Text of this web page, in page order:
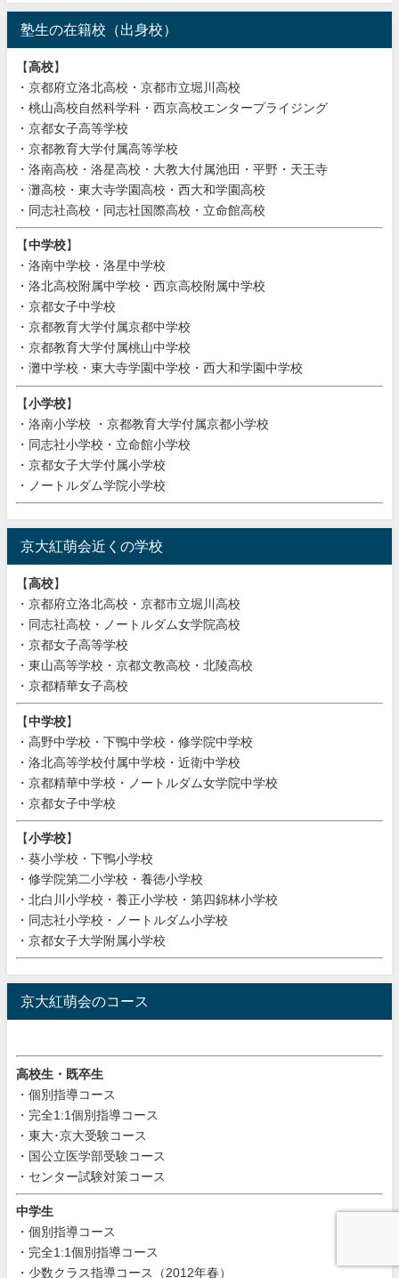
塾生の在籍校（出身校）
【高校】
・京都府立洛北高校・京都市立堀川高校
・桃山高校自然科学科・西京高校エンタープライジング
・京都女子高等学校
・京都教育大学付属高等学校
・洛南高校・洛星高校・大教大付属池田・平野・天王寺
・灘高校・東大寺学園高校・西大和学園高校
・同志社高校・同志社国際高校・立命館高校
【中学校】
・洛南中学校・洛星中学校
・洛北高校附属中学校・西京高校附属中学校
・京都女子中学校
・京都教育大学付属京都中学校
・京都教育大学付属桃山中学校
・灘中学校・東大寺学園中学校・西大和学園中学校
【小学校】
・洛南小学校 ・京都教育大学付属京都小学校
・同志社小学校・立命館小学校
・京都女子大学付属小学校
・ノートルダム学院小学校
京大紅萌会近くの学校
【高校】
・京都府立洛北高校・京都市立堀川高校
・同志社高校・ノートルダム女学院高校
・京都女子高等学校
・東山高等学校・京都文教高校・北陵高校
・京都精華女子高校
【中学校】
・高野中学校・下鴨中学校・修学院中学校
・洛北高等学校付属中学校・近衛中学校
・京都精華中学校・ノートルダム女学院中学校
・京都女子中学校
【小学校】
・葵小学校・下鴨小学校
・修学院第二小学校・養徳小学校
・北白川小学校・養正小学校・第四錦林小学校
・同志社小学校・ノートルダム小学校
・京都女子大学附属小学校
京大紅萌会のコース
高校生・既卒生
・個別指導コース
・完全1:1個別指導コース
・東大･京大受験コース
・国公立医学部受験コース
・センター試験対策コース
中学生
・個別指導コース
・完全1:1個別指導コース
・少数クラス指導コース（2012年春）